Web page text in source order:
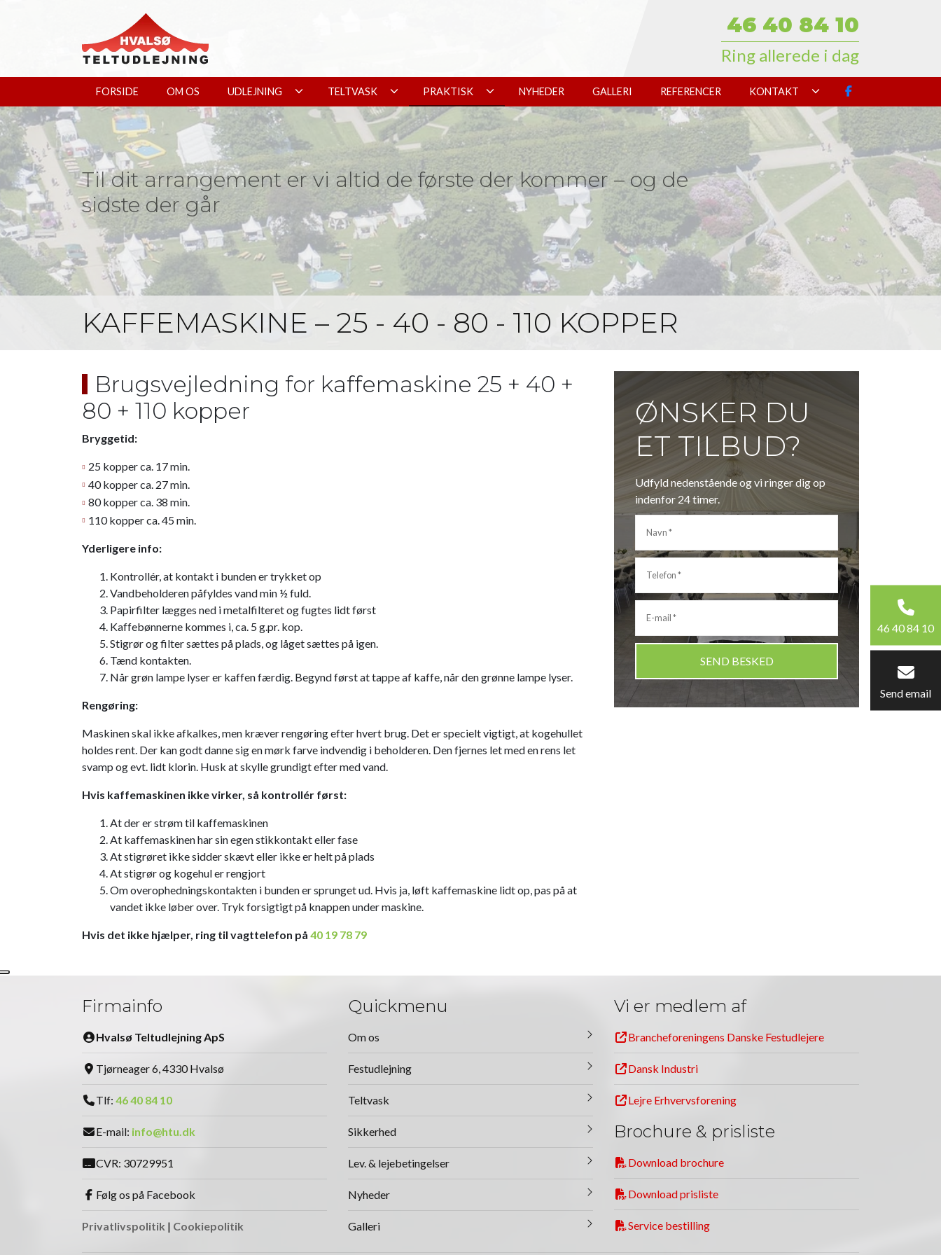
46 40 84 10
Ring allerede i dag
FORSIDE OM OS UDLEJNING TELTVASK PRAKTISK NYHEDER GALLERI REFERENCER KONTAKT
Til dit arrangement er vi altid de første der kommer – og de
sidste der går
KAFFEMASKINE – 25 - 40 - 80 - 110 KOPPER
Brugsvejledning for kaffemaskine 25 + 40 +
80 + 110 kopper
Bryggetid:​
25 kopper​ ca. 17 min.
40 kopper ​ca. 27 min.
​80 kopper ​ca. 38 min.​
110 kopper ​ca. 45 min.
Yderligere info:
Kontrollér, at kontakt i bunden er trykket op
Vandbeholderen påfyldes vand min ½ fuld.
Papirfilter lægges ned i metalfilteret og fugtes lidt først
Kaffebønnerne kommes i, ca. 5 g.​pr. kop.​
​Stigrør og filter sættes på plads, og låget sættes på igen.
​Tænd kontakten.
​Når grøn lampe lyser er kaffen færdig. Begynd først at tappe af kaffe, når den grønne lampe lyser.
Rengøring:
Maskinen skal ikke afkalkes, men kræver rengøring efter hvert brug. ​Det er specielt vigtigt, at kogehullet
holdes rent.​ Der kan godt danne sig en mørk farve indvendig i beholderen. Den fjernes let med en rens let
svamp og evt. lidt klorin. Husk at skylle grundigt efter med vand.
Hvis kaffemaskinen ikke virker, så kontrollér først:
At der er strøm til kaffemaskinen
At kaffemaskinen har sin egen stikkontakt eller fase
At stigrøret ikke sidder skævt eller ikke er helt på plads
At stigrør og kogehul er rengjort
Om overophedningskontakten i bunden er sprunget ud. Hvis ja, løft kaffemaskine lidt op, pas på at
vandet ikke løber over. Tryk forsigtigt på knappen under maskine.
Hvis det ikke hjælper, ring til vagttelefon på 40 19 78 79
ØNSKER DU
ET TILBUD?
Udfyld nedenstående og vi ringer dig op
indenfor 24 timer.
Firmainfo
Hvalsø Teltudlejning ApS
Tjørneager 6, 4330 Hvalsø
Tlf: 46 40 84 10
E-mail: info@htu.dk
CVR: 30729951
Følg os på Facebook
Privatlivspolitik | Cookiepolitik
Quickmenu
Om os
Festudlejning
Teltvask
Sikkerhed
Lev. & lejebetingelser
Nyheder
Galleri
Vi er medlem af
Brancheforeningens Danske Festudlejere
Dansk Industri
Lejre Erhvervsforening
Brochure & prisliste
Download brochure
Download prisliste
Service bestilling
46 40 84 10
Send email